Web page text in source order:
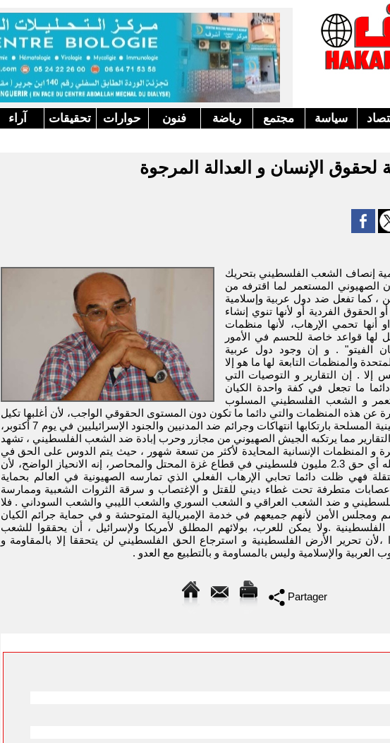
سياسة مجتمع رياضة فنون حوارات تحقيقات آراء
لحقوق الإنسان و العدالة المرجوة
إنصاف الشعب الفلسطيني بتحريك
الصهيوني المستعمر لما اقترفه من
، كما تفعل ضد دول عربية وإسلامية
الحقوق الفردية أو لأنها تنوي إنشاء
تحمي الإرهاب، لأنها منظمات
لها قواعد خاصة للحسم في الأمور
الفيتو" . و إن وجود دول عربية
والمنظمات التابعة لها ما هو إلا
إلا . إن التقارير و التوصيات التي
ما تجعل في كفة واحدة الكيان
و الشعب الفلسطيني المسلوب
عن هذه المنظمات والتي دائما ما تكون دون المستوى الحقوقي الواجب، لأن أغلبها تكيل
الاتهامات للمقاومة الفلسطينية المسلحة بارتكابها انتهاكات وجرائم ضد المدنيين والجنود الإسرائيليين في يوم 7 أكتوبر،
مما يرتكبه الجيش الصهيوني من مجازر وحرب إبادة ضد الشعب الفلسطيني ، تشهد
و المنظمات الإنسانية المحايدة لأكثر من تسعة شهور ، حيث يتم الدوس على الحق في
الحياة بالنسبة للشعب بكامله أي حق 2.3 مليون فلسطيني في قطاع غزة المحتل والمحاصر، إنه الانحياز الواضح، لأن
فهي ظلت دائما تحابي الإرهاب الفعلي الذي تمارسه الصهيونية في العالم بحماية
متطرفة تحت غطاء ديني للقتل و الإغتصاب و سرقة الثروات الشعبية وممارسة
و ضد الشعب العراقي و الشعب السوري والشعب الليبي والشعب السوداني . فلا
الأمن لأنهم جميعهم في خدمة الإمبريالية المتوحشة و في حماية جرائم الكيان
.ولا يمكن للعرب، بولائهم المطلق لأمريكا ولإسرائيل ، أن يحققوا للشعب
،لأن تحرير الأرض الفلسطينية و استرجاع الحق الفلسطيني لن يتحققا إلا بالمقاومة و
العربية والإسلامية وليس بالمساومة و بالتطبيع مع العدو .
Partager